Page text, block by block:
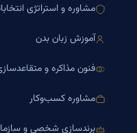
مشاوره و استراتژی
آموزش زبان بدن
فنون مذاکره و
مشاوره کسب‌وکار
برندسازی شخصی و